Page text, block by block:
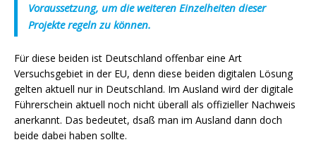
Voraussetzung, um die weiteren Einzelheiten dieser
Projekte regeln zu können.
Für diese beiden ist Deutschland offenbar eine Art
Versuchsgebiet in der EU, denn diese beiden digitalen Lösung
gelten aktuell nur in Deutschland. Im Ausland wird der digitale
Führerschein aktuell noch nicht überall als offizieller Nachweis
anerkannt. Das bedeutet, dsaß man im Ausland dann doch
beide dabei haben sollte.